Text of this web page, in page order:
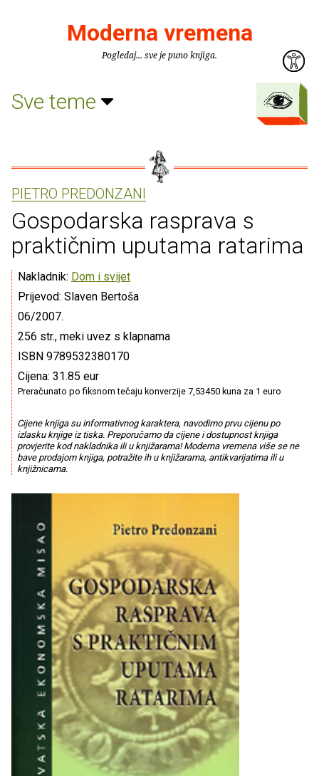
Moderna vremena
Pogledaj... sve je puno knjiga.
Sve teme
PIETRO PREDONZANI
Gospodarska rasprava s
praktičnim uputama ratarima
Nakladnik: Dom i svijet
Prijevod: Slaven Bertoša
06/2007.
256 str., meki uvez s klapnama
ISBN 9789532380170
Cijena: 31.85 eur
Preračunato po fiksnom tečaju konverzije 7,53450 kuna za 1 euro
Cijene knjiga su informativnog karaktera, navodimo prvu cijenu po
izlasku knjige iz tiska. Preporučamo da cijene i dostupnost knjiga
provjerite kod nakladnika ili u knjižarama! Moderna vremena više se ne
bave prodajom knjiga, potražite ih u knjižarama, antikvarijatima ili u
knjižnicama.